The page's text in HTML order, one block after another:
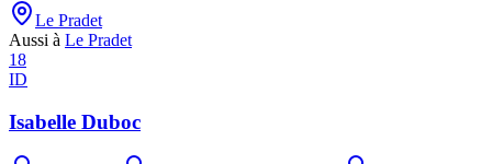
Le Pradet
Aussi à Le Pradet
18
ID
Isabelle Duboc